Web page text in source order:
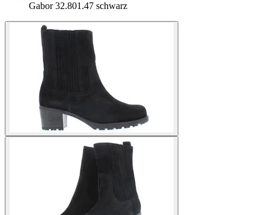
Gabor 32.801.47 schwarz